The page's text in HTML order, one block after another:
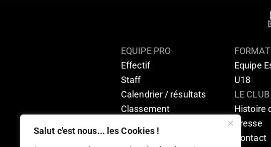
Salut c'est nous... les Cookies !
EQUIPE PRO
Effectif
Staff
Calendrier / résultats
Classement
Equipe
U18
LE CLUB
Histoire
Presse
Contact